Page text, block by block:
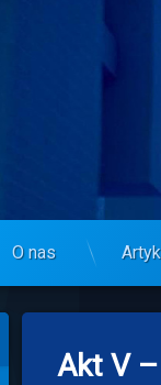
O nas
Akt V